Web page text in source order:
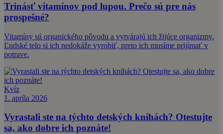
Trinásť vitamínov pod lupou. Prečo sú pre nás
prospešné?
Vitamíny sú organického pôvodu a vytvárajú ich žijúce organizmy.
Ľudské telo si ich nedokáže vyrobiť, preto ich musíme prijímať v
potrave.
Kvíz
1. apríla 2026
Vyrastali ste na týchto detských knihách? Otestujte
sa, ako dobre ich poznáte!